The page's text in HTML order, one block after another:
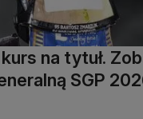
na tytuł.
SGP